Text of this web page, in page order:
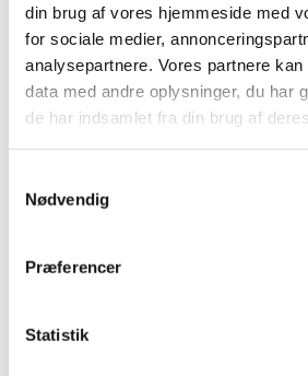
din brug af vores hjemmeside med
for sociale medier,
analysepartnere. Vores partnere
data med andre oplysninger, du har
de har indsamlet fra din brug af
Nødvendig
Præferencer
Statistik